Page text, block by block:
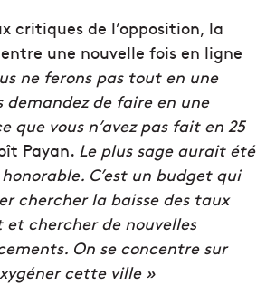
critiques de l’opposition, la
une nouvelle fois en ligne
ne ferons pas tout en une
demandez de faire en une
que vous n’avez pas fait en 25
Payan. Le plus sage aurait été
C’est un budget qui
chercher la baisse des taux
chercher de nouvelles
On se concentre sur
cette ville »